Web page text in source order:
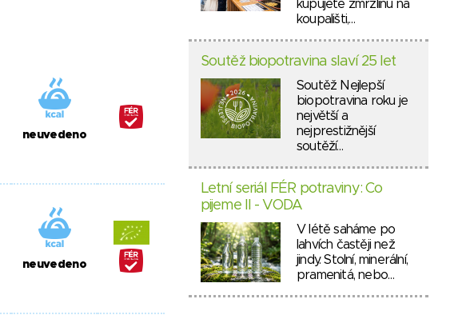
neuvedeno
neuvedeno
kupujete zmrzlinu na
koupališti,…
Soutěž biopotravina slaví 25 let
Soutěž Nejlepší
biopotravina roku je
největší a
nejprestižnější
soutěží…
Letní seriál FÉR potraviny: Co
pijeme II - VODA
V létě saháme po
lahvích častěji než
jindy. Stolní, minerální,
pramenitá, nebo…